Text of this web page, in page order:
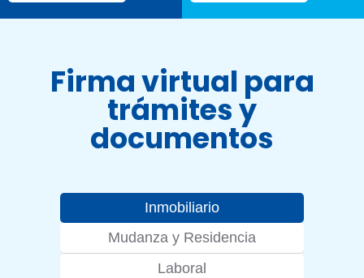
Firma virtual para
trámites y
documentos
Inmobiliario
Mudanza y Residencia
Laboral